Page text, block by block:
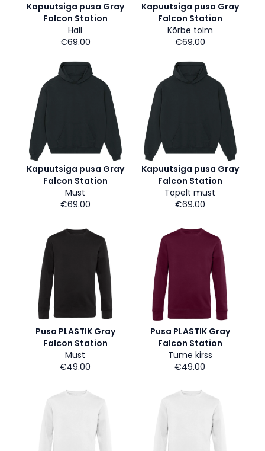
Kapuutsiga pusa Gray
Falcon Station
Hall
€69.00
Kapuutsiga pusa Gray
Falcon Station
Kõrbe tolm
€69.00
Kapuutsiga pusa Gray
Falcon Station
Must
€69.00
Kapuutsiga pusa Gray
Falcon Station
Topelt must
€69.00
Pusa PLASTIK Gray
Falcon Station
Must
€49.00
Pusa PLASTIK Gray
Falcon Station
Tume kirss
€49.00